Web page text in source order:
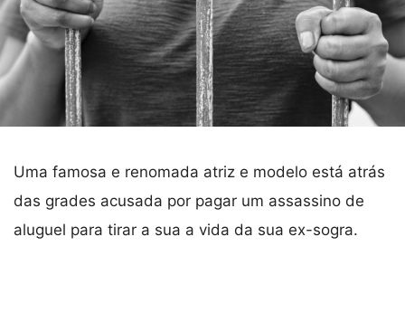
Uma famosa e renomada atriz e modelo está atrás
das grades acusada por pagar um assassino de
aluguel para tirar a sua a vida da sua ex-sogra.